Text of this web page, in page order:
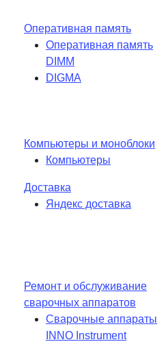
Оперативная память
Оперативная память
DIMM
DIGMA
Компьютеры и моноблоки
Компьютеры
Доставка
Яндекс доставка
Ремонт и обслуживание
сварочных аппаратов
Сварочные аппараты
INNO Instrument